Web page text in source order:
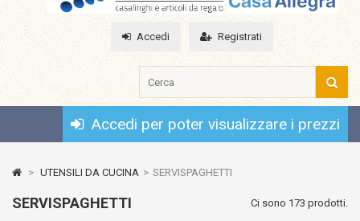
Accedi Registrati
Accedi per poter visualizzare i prezzi
> UTENSILI DA CUCINA > SERVISPAGHETTI
SERVISPAGHETTI Ci sono 173 prodotti.